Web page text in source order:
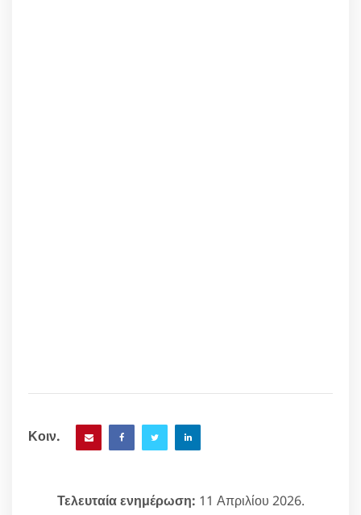
Κοιν.
Τελευταία ενημέρωση: 11 Απριλίου 2026.